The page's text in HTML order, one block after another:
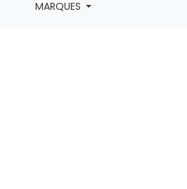
MARQUES